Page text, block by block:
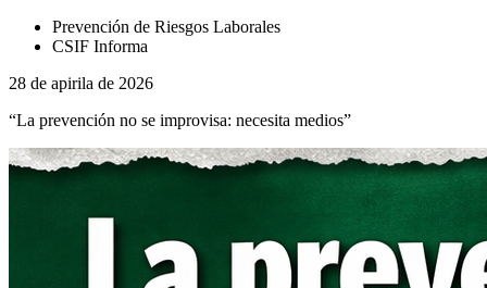
Prevención de Riesgos Laborales
CSIF Informa
28 de apirila de 2026
“La prevención no se improvisa: necesita medios”